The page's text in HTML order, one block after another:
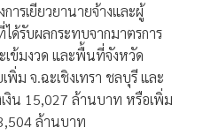
ารเยียวยานายจ้างและผู้
ด้รับผลกระทบจากมาตรการ
ข้มงวด และพื้นที่จังหวัด
ม จ.ฉะเชิงเทรา ชลบุรี และ
งิน 15,027 ล้านบาท หรือเพิ่ม
ล้านบาท